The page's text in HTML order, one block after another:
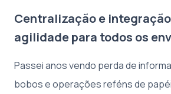
Centralização e
agilidade para todos os
Passei anos vendo perda de
bobos e operações reféns de